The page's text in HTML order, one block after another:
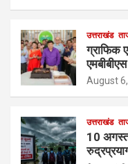
उत्तराखंड
ग्राफिक
August
उत्तराखंड
10 अगस्त